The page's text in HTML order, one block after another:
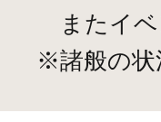
またイベ
※諸般の状